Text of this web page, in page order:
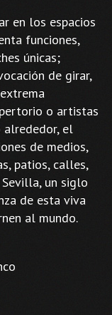
en los espacios
funciones,
únicas;
de girar,
o artistas
alrededor, el
de medios,
patios, calles,
un siglo
de esta viva
al mundo.